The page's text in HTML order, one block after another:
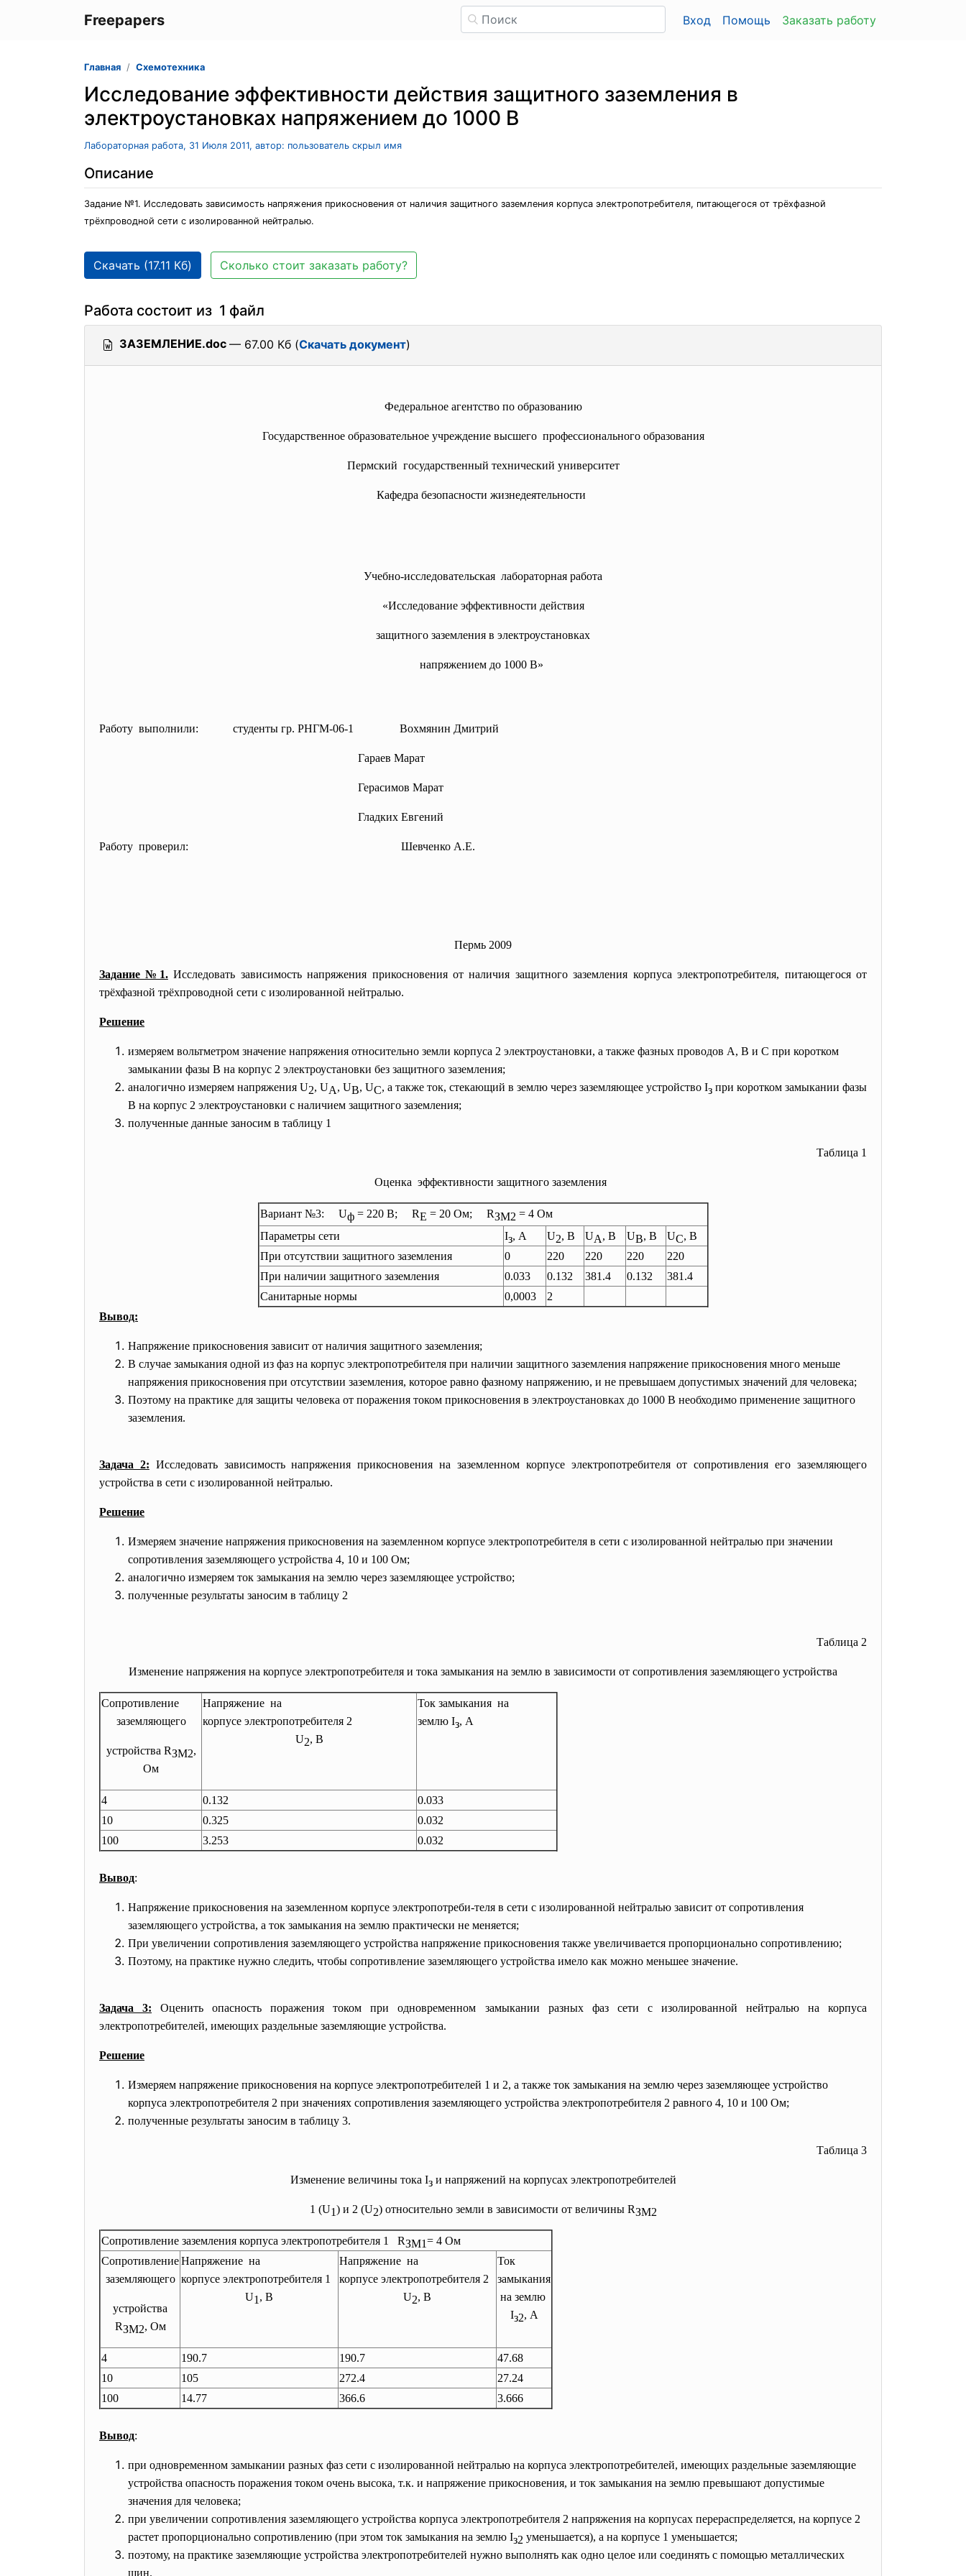
Freepapers Вход Помощь Заказать работу
Главная Схемотехника
Исследование эффективности действия защитного заземления в
электроустановках напряжением до 1000 В
Лабораторная работа, 31 Июля 2011, автор: пользователь скрыл имя
Описание
Задание №1. Исследовать зависимость напряжения прикосновения от наличия защитного заземления корпуса электропотребителя, питающегося от трёхфазной
трёхпроводной сети с изолированной нейтралью.
Скачать (17.11 Кб) Сколько стоит заказать работу?
Работа состоит из 1 файл
ЗАЗЕМЛЕНИЕ.doc — 67.00 Кб (Скачать документ)
Федеральное агентство по образованию
Государственное образовательное учреждение высшего профессионального образования
Пермский государственный технический университет
Кафедра безопасности жизнедеятельности
Учебно-исследовательская лабораторная работа
«Исследование эффективности действия
защитного заземления в электроустановках
напряжением до 1000 В»
Работу выполнили: студенты гр. РНГМ-06-1 Вохмянин Дмитрий
Гараев Марат
Герасимов Марат
Гладких Евгений
Работу проверил: Шевченко А.Е.
Пермь 2009
Задание №1. Исследовать зависимость напряжения прикосновения от наличия защитного заземления корпуса электропотребителя, питающегося от
трёхфазной трёхпроводной сети с изолированной нейтралью.
Решение
измеряем вольтметром значение напряжения относительно земли корпуса 2 электроустановки, а также фазных проводов А, В и С при коротком
замыкании фазы В на корпус 2 электроустановки без защитного заземления;
аналогично измеряем напряжения U2, UA, UB, UC, а также ток, стекающий в землю через заземляющее устройство Iз при коротком замыкании фазы
В на корпус 2 электроустановки с наличием защитного заземления;
полученные данные заносим в таблицу 1
Таблица 1
Оценка эффективности защитного заземления
Вариант №3: Uф = 220 В; RE = 20 Ом; RЗМ2 = 4 Ом
Параметры сети
Iз, А U2, В UA, В UB, В UC, В
При отсутствии защитного заземления
0 220 220 220
220
При наличии защитного заземления
0.033 0.132 381.4 0.132
381.4
Санитарные нормы
0,0003
2
Вывод:
Напряжение прикосновения зависит от наличия защитного заземления;
В случае замыкания одной из фаз на корпус электропотребителя при наличии защитного заземления напряжение прикосновения много меньше
напряжения прикосновения при отсутствии заземления, которое равно фазному напряжению, и не превышаем допустимых значений для человека;
Поэтому на практике для защиты человека от поражения током прикосновения в электроустановках до 1000 В необходимо применение защитного
заземления.
Задача 2: Исследовать зависимость напряжения прикосновения на заземленном корпусе электропотребителя от сопротивления его заземляющего
устройства в сети с изолированной нейтралью.
Решение
Измеряем значение напряжения прикосновения на заземленном корпусе электропотребителя в сети с изолированной нейтралью при значении
сопротивления заземляющего устройства 4, 10 и 100 Ом;
аналогично измеряем ток замыкания на землю через заземляющее устройство;
полученные результаты заносим в таблицу 2
Таблица 2
Изменение напряжения на корпусе электропотребителя и тока замыкания на землю в зависимости от сопротивления заземляющего устройства
Сопротивление
заземляющего
устройства RЗМ2,
Ом
Напряжение на
корпусе электропотребителя 2
U2, В
Ток замыкания на
землю Iз, А
4 0.132
0.033
10
0.325
0.032
100
3.253 0.032
Вывод:
Напряжение прикосновения на заземленном корпусе электропотреби-теля в сети с изолированной нейтралью зависит от сопротивления
заземляющего устройства, а ток замыкания на землю практически не меняется;
При увеличении сопротивления заземляющего устройства напряжение прикосновения также увеличивается пропорционально сопротивлению;
Поэтому, на практике нужно следить, чтобы сопротивление заземляющего устройства имело как можно меньшее значение.
Задача 3: Оценить опасность поражения током при одновременном замыкании разных фаз сети с изолированной нейтралью на корпуса
электропотребителей, имеющих раздельные заземляющие устройства.
Решение
Измеряем напряжение прикосновения на корпусе электропотребителей 1 и 2, а также ток замыкания на землю через заземляющее устройство
корпуса электропотребителя 2 при значениях сопротивления заземляющего устройства электропотребителя 2 равного 4, 10 и 100 Ом;
полученные результаты заносим в таблицу 3.
Таблица 3
Изменение величины тока Iзи напряжений на корпусах электропотребителей
1 (U1) и 2 (U2) относительно земли в зависимости от величины RЗМ2
Сопротивление заземления корпуса электропотребителя 1 RЗМ1= 4 Ом
Сопротивление
заземляющего
устройства
RЗМ2, Ом
Напряжение на
корпусе электропотребителя 1
U1 , В
Напряжение на
корпусе электропотребителя 2
U2, В
Ток
замыкания
на землю
Iз2, А
4 190.7 190.7
47.68
10
105 272.4
27.24
100
14.77 366.6 3.666
Вывод:
при одновременном замыкании разных фаз сети с изолированной нейтралью на корпуса электропотребителей, имеющих раздельные заземляющие
устройства опасность поражения током очень высока, т.к. и напряжение прикосновения, и ток замыкания на землю превышают допустимые
значения для человека;
при увеличении сопротивления заземляющего устройства корпуса электропотребителя 2 напряжения на корпусах перераспределяется, на корпусе 2
растет пропорционально сопротивлению (при этом ток замыкания на землю Iз2 уменьшается), а на корпусе 1 уменьшается;
поэтому, на практике заземляющие устройства электропотребителей нужно выполнять как одно целое или соединять с помощью металлических
шин.